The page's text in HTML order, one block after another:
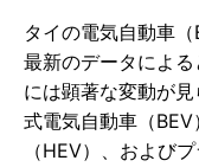
タイの電気自動車
最新のデータによ
には顕著な変動が
式電気自動車（
（HEV）、および